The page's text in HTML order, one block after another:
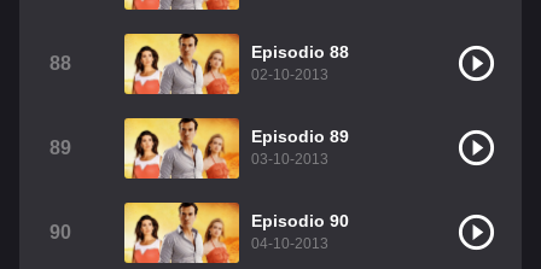
88
Episodio 88
02-10-2013
89
Episodio 89
03-10-2013
90
Episodio 90
04-10-2013